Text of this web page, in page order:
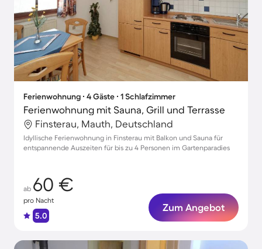
Ferienwohnung ∙ 4 Gäste ∙ 1 Schlafzimmer
Ferienwohnung mit Sauna, Grill und Terrasse
Finsterau, Mauth, Deutschland
Idyllische Ferienwohnung in Finsterau mit Balkon und Sauna für
entspannende Auszeiten für bis zu 4 Personen im Gartenparadies
ab 60 €
pro Nacht
5.0
Zum Angebot